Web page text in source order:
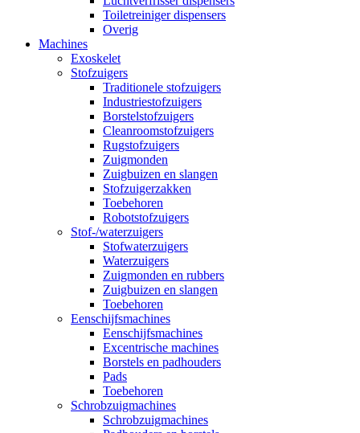
Toiletreiniger dispensers
Overig
Machines
Exoskelet
Stofzuigers
Traditionele stofzuigers
Industriestofzuigers
Borstelstofzuigers
Cleanroomstofzuigers
Rugstofzuigers
Zuigmonden
Zuigbuizen en slangen
Stofzuigerzakken
Toebehoren
Robotstofzuigers
Stof-/waterzuigers
Stofwaterzuigers
Waterzuigers
Zuigmonden en rubbers
Zuigbuizen en slangen
Toebehoren
Eenschijfsmachines
Eenschijfsmachines
Excentrische machines
Borstels en padhouders
Pads
Toebehoren
Schrobzuigmachines
Schrobzuigmachines